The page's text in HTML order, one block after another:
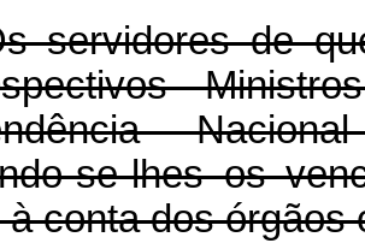
servidores de
se-lhes os
conta dos